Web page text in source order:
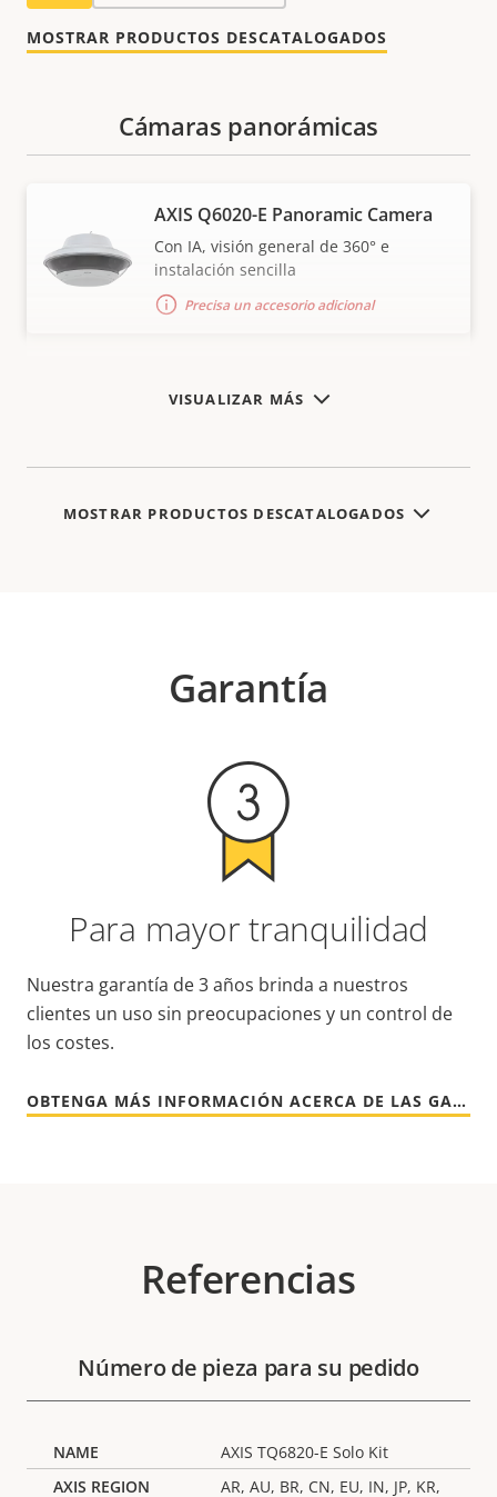
MOSTRAR PRODUCTOS DESCATALOGADOS
VISUALIZAR MÁS
Cámaras panorámicas
AXIS Q6020-E Panoramic Camera
Con IA, visión general de 360° e
instalación sencilla
Precisa un accesorio adicional
MOSTRAR PRODUCTOS DESCATALOGADOS
Garantía
Para mayor tranquilidad
Nuestra garantía de 3 años brinda a nuestros
clientes un uso sin preocupaciones y un control de
los costes.
OBTENGA MÁS INFORMACIÓN ACERCA DE LAS GARANTÍAS DE AXIS
Referencias
Número de pieza para su pedido
AXIS TQ6820-E Solo Kit
AR, AU, BR, CN, EU, IN, JP, KR,